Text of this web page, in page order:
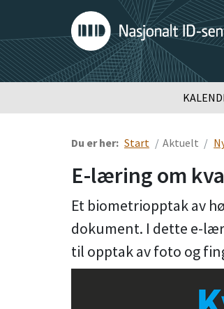
Du er her: Start Aktuelt
E-læring om
Et biometriopptak av
dokument. I dette e-
til opptak av foto og